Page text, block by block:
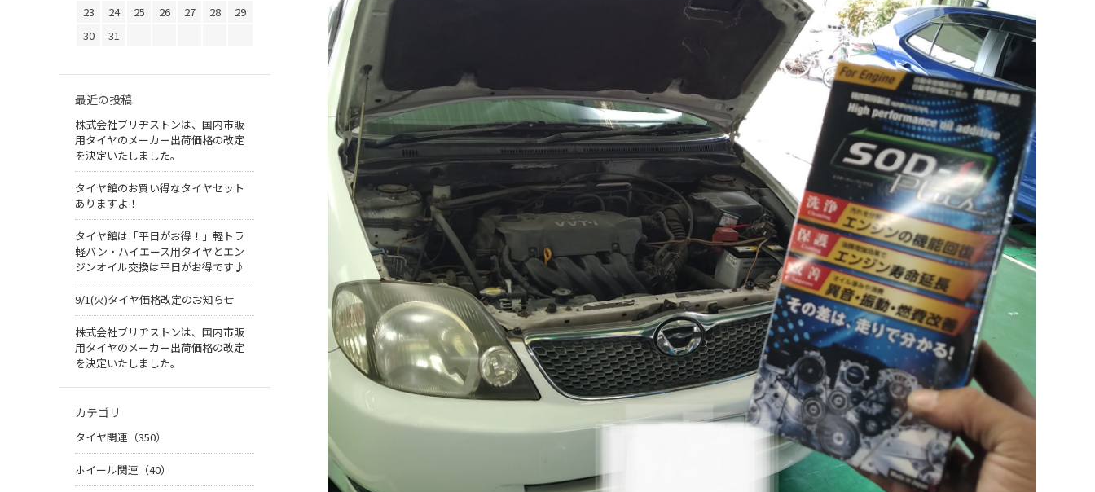
23
24 25 26 27 28
29
30
31
最近の投稿
株式会社ブリヂストンは、国内市販
用タイヤのメーカー出荷価格の改定
を決定いたしました。
タイヤ館のお買い得なタイヤセット
ありますよ！
タイヤ館は「平日がお得！」軽トラ
軽バン・ハイエース用タイヤとエン
ジンオイル交換は平日がお得です♪
9/1(火)タイヤ価格改定のお知らせ
株式会社ブリヂストンは、国内市販
用タイヤのメーカー出荷価格の改定
を決定いたしました。
カテゴリ
タイヤ関連（350）
ホイール関連（40）